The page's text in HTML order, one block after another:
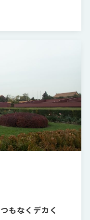
もなくデカく